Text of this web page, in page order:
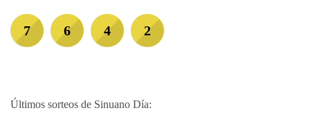
7 6 4 2
Últimos sorteos de Sinuano Día: